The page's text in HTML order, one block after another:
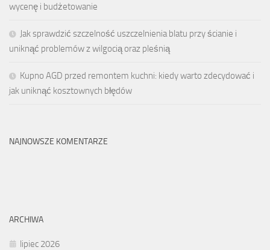
wycenę i budżetowanie
Jak sprawdzić szczelność uszczelnienia blatu przy ścianie i
uniknąć problemów z wilgocią oraz pleśnią
Kupno AGD przed remontem kuchni: kiedy warto zdecydować i
jak uniknąć kosztownych błędów
NAJNOWSZE KOMENTARZE
ARCHIWA
lipiec 2026